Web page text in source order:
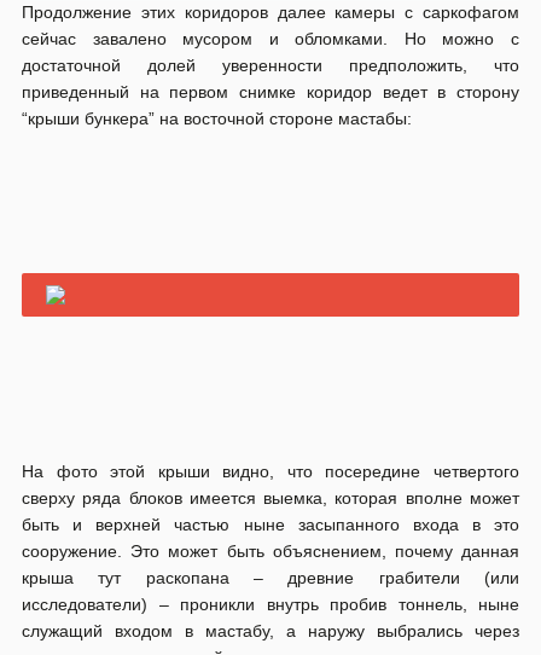
Продолжение этих коридоров далее камеры с саркофагом
сейчас завалено мусором и обломками. Но можно с
достаточной долей уверенности предположить, что
приведенный на первом снимке коридор ведет в сторону
“крыши бункера” на восточной стороне мастабы:
быть и верхней частью ныне засыпанного входа в это
сооружение. Это может быть объяснением, почему данная
крыша тут раскопана – древние грабители (или
исследователи) – проникли внутрь пробив тоннель, ныне
служащий входом в мастабу, а наружу выбрались через
изначально построенный.
Тогда назначение верхней примитивной кладки может
приобрести еще одно значение – основной её функцией